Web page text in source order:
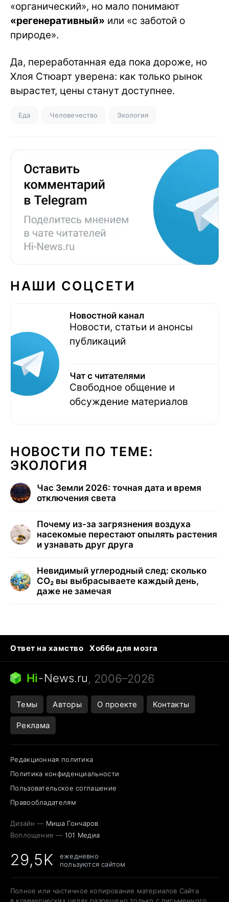
«органический», но мало понимают
«регенеративный» или «с заботой о
природе».
Да, переработанная еда пока дороже, но
Хлоя Стюарт уверена: как только рынок
вырастет, цены станут доступнее.
Еда Человечество Экология
НАШИ СОЦСЕТИ
Новостной канал
Новости, статьи и анонсы
публикаций
Чат с читателями
Свободное общение и
обсуждение материалов
НОВОСТИ ПО ТЕМЕ:
ЭКОЛОГИЯ
Час Земли 2026: точная дата и время
отключения света
Почему из-за загрязнения воздуха
насекомые перестают опылять растения
и узнавать друг друга
Невидимый углеродный след: сколько
CO₂ вы выбрасываете каждый день,
даже не замечая
Ответ на хамство
Хобби для мозга
Бензин 100 и 95
Тунцы в океанариуме
Следующая пандемия
Hi-News.ru, 2006–2026
Темы Авторы О проекте Контакты
Реклама
Редакционная политика
Политика конфиденциальности
Пользовательское соглашение
Правообладателям
Дизайн — Миша Гончаров
Воплощение — 101 Медиа
29,5K
ежедневно
пользуются сайтом
Полное или частичное копирование материалов Сайта